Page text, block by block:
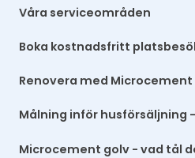
Våra serviceområden
Boka kostnadsfritt
Renovera med
Målning inför husförsäljning